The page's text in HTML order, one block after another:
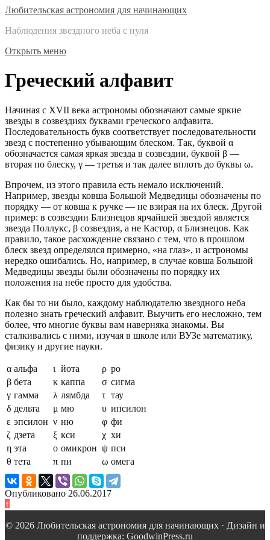
Любительская астрономия для начинающих
Наблюдения звездного неба с нуля
Открыть меню
Греческий алфавит
Начиная с XVII века астрономы обозначают самые яркие
звезды в созвездиях буквами греческого алфавита.
Последовательность букв соответствует последовательности
звезд с постепенно убывающим блеском. Так, буквой α
обозначается самая яркая звезда в созвездии, буквой β —
вторая по блеску, γ — третья и так далее вплоть до буквы ω.
Впрочем, из этого правила есть немало исключений.
Например, звезды ковша Большой Медведицы обозначены по
порядку — от ковша к ручке — не взирая на их блеск. Другой
пример: в созвездии Близнецов ярчайшей звездой является
звезда Поллукс, β созвездия, а не Кастор, α Близнецов. Как
правило, такое расхождение связано с тем, что в прошлом
блеск звезд определялся примерно, «на глаз», и астрономы
нередко ошибались. Но, например, в случае ковша Большой
Медведицы звезды были обозначены по порядку их
положения на небе просто для удобства.
Как бы то ни было, каждому наблюдателю звездного неба
полезно знать греческий алфавит. Выучить его несложно, тем
более, что многие буквы вам наверняка знакомы. Вы
сталкивались с ними, изучая в школе или ВУЗе математику,
физику и другие науки.
α альфа ι йота ρ ро
β бета κ каппа σ сигма
γ гамма λ лямбда τ тау
δ дельта μ мю υ ипсилон
ε эпсилон ν ню φ фи
ζ дзета ξ кси χ хи
η эта ο омикрон ψ пси
θ тета π пи ω омега
Опубликовано 26.06.2017
↑
© 2026 Любительская астрономия для начинающих · Дизайн и
поддержка: GoodwinPress.ru